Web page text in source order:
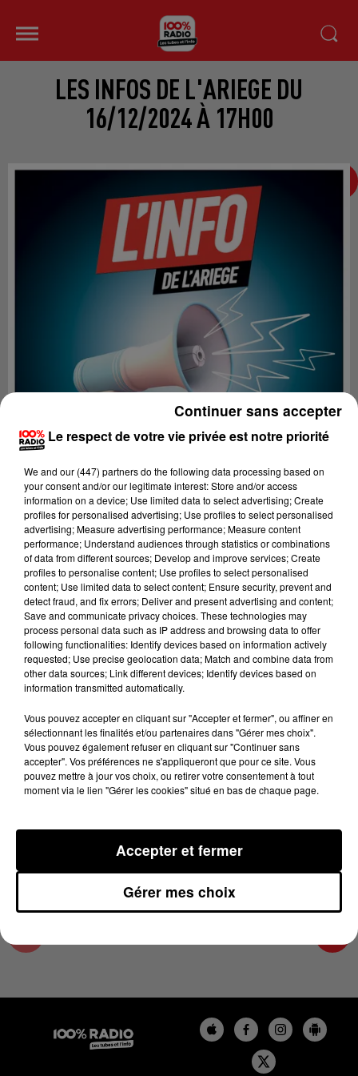
LES INFOS DE L'ARIEGE DU
16/12/2024 À 17H00
Lecture (4 min 33 sec)
100%
100% Radio les infos de l'Ariege
16 décembre 2024 - 4 min 33 sec
LES INFOS DE L'ARIEGE DU 16/12/2024 À
17H00
Podcasts infos de l'Ariège
Le respect de votre vie privée est notre priorité
We and our (447) partnersdo the following data processing based on
your consent and/or our legitimate interest: Store and/or access
information on a device; Use limited data to select advertising; Create
profiles for personalised advertising; Use profiles to select personalised
advertising; Measure advertising performance; Measure content
performance; Understand audiences through statistics or combinations
of data from different sources; Develop and improve services; Create
profiles to personalise content; Use profiles to select personalised
content; Use limited data to select content; Ensure security, prevent and
detect fraud, and fix errors; Deliver and present advertising and content;
Save and communicate privacy choices. These technologies may
process personal data such as IP address and browsing data to offer
following functionalities: Identify devices based on information actively
requested; Use precise geolocation data; Match and combine data from
other data sources; Link different devices; Identify devices based on
information transmitted automatically.
Vous pouvez accepter en cliquant sur "Accepter et fermer", ou affiner en
sélectionnant les finalités et/ou partenaires dans "Gérer mes choix".
Vous pouvez également refuser en cliquant sur "Continuer sans
accepter". Vos préférences ne s'appliqueront que pour ce site. Vous
pouvez mettre à jour vos choix, ou retirer votre consentement à tout
moment via le lien "Gérer les cookies" situé en bas de chaque page.
Gérer mes choix
Accepter et fermer
Continuer sans accepter